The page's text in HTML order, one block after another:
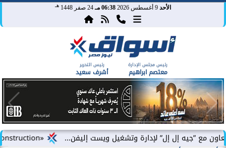
الأحد 06:38 مـ 24 صفر 1448 هـ
رئيس مجلس الإدارة
معتصم ابراهيم
رئيس التحرير
أشرف سعيد
«DAC Construction» تطلق «أركلاين للتطوير العقاري» في مصر وتستعد للإعلان عن محفظة... إل إل” لإدارة وتشغيل ويست إليفن...